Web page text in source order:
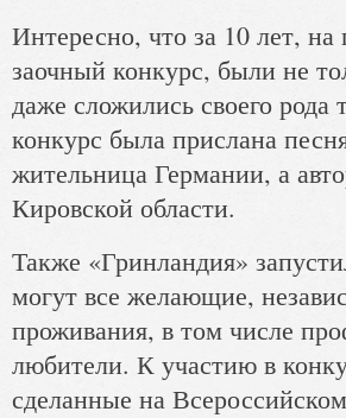
Интересно, что за 10 лет,
заочный конкурс, были не
даже сложились своего
конкурс была прислана
жительница Германии, а
Кировской области.
Также «Гринландия»
могут все желающие,
проживания, в том числе
любители. К участию в
сделанные на